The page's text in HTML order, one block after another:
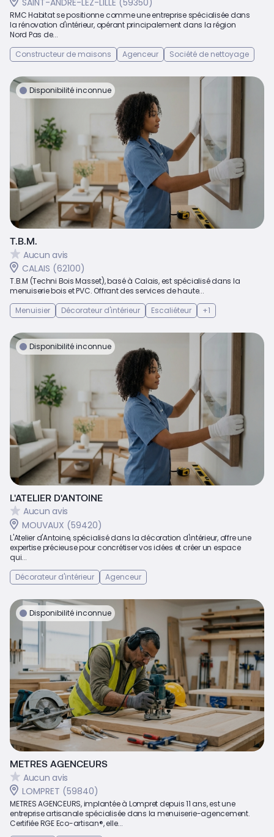
RMC Habitat se positionne comme une entreprise spécialisée dans
la rénovation d'intérieur, opérant principalement dans la région
Nord Pas de...
Constructeur de maisons
Agenceur Société de nettoyage
Disponibilité inconnue
T.B.M.
Aucun avis
CALAIS (62100)
T.B.M (Techni Bois Masset), basé à Calais, est spécialisé dans la
menuiserie bois et PVC. Offrant des services de haute...
Menuisier
Décorateur d'intérieur Escaliéteur +1
Disponibilité inconnue
L'ATELIER D'ANTOINE
Aucun avis
MOUVAUX (59420)
L'Atelier d'Antoine, spécialisé dans la décoration d'intérieur, offre une
expertise précieuse pour concrétiser vos idées et créer un espace
qui...
Décorateur d'intérieur
Agenceur
Disponibilité inconnue
METRES AGENCEURS
Aucun avis
LOMPRET (59840)
METRES AGENCEURS, implantée à Lompret depuis 11 ans, est une
entreprise artisanale spécialisée dans la menuiserie-agencement.
Certifiée RGE Eco-artisan®, elle...